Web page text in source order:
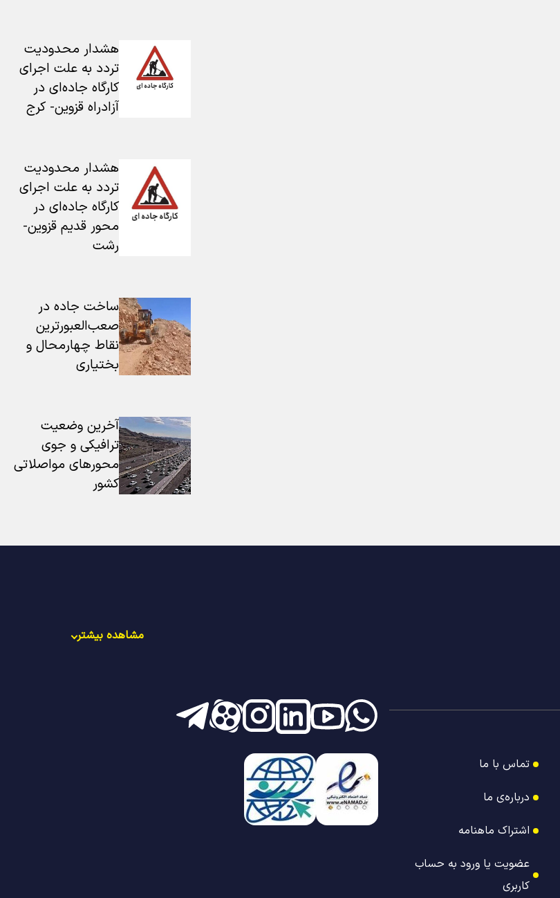
هشدار محدودیت
تردد به علت اجرای
کارگاه جاده‌ای در
آزادراه قزوین- کرج
هشدار محدودیت
تردد به علت اجرای
کارگاه جاده‌ای در
محور قدیم قزوین-
رشت ‌
ساخت جاده در
صعب‌العبورترین
نقاط چهارمحال و
بختیاری
آخرین وضعیت
ترافیکی و جوی
محورهای مواصلاتی
کشور
مشاهده بیشتر
تماس با ما
درباره‌ی ما
اشتراک ماهنامه
عضویت یا ورود به حساب
کاربری